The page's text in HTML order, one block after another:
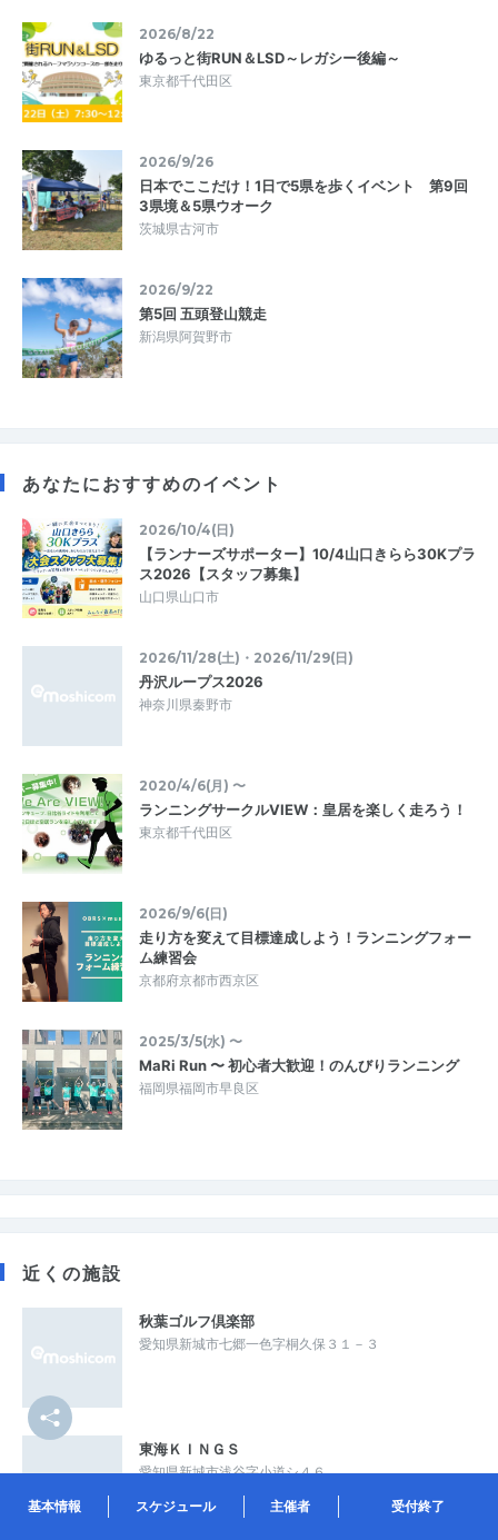
基本情報 スケジュール 主催者 受付終了
2026/8/22
ゆるっと街RUN＆LSD～レガシー後編～
東京都千代田区
2026/9/26
日本でここだけ！1日で5県を歩くイベント 第9回
3県境＆5県ウオーク
茨城県古河市
2026/9/22
第5回 五頭登山競走
新潟県阿賀野市
あなたにおすすめのイベント
2026/10/4(日)
【ランナーズサポーター】10/4山口きらら30Kプラ
ス2026【スタッフ募集】
山口県山口市
2026/11/28(土)・2026/11/29(日)
丹沢ループス2026
神奈川県秦野市
2020/4/6(月) 〜
ランニングサークルVIEW：皇居を楽しく走ろう！
東京都千代田区
2026/9/6(日)
走り方を変えて目標達成しよう！ランニングフォー
ム練習会
京都府京都市西京区
2025/3/5(水) 〜
MaRi Run 〜 初心者大歓迎！のんびりランニング
福岡県福岡市早良区
近くの施設
秋葉ゴルフ倶楽部
愛知県新城市七郷一色字桐久保３１－３
東海ＫＩＮＧＳ
愛知県新城市浅谷字小道シ４６